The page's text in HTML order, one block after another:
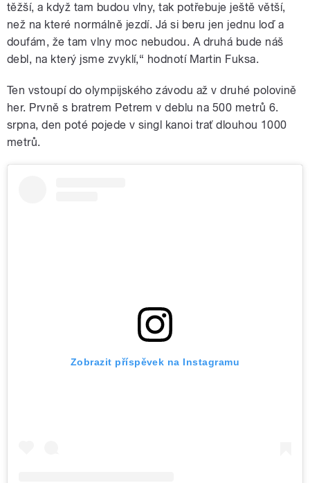
těžší, a když tam budou vlny, tak potřebuje ještě větší,
než na které normálně jezdí. Já si beru jen jednu loď a
doufám, že tam vlny moc nebudou. A druhá bude náš
debl, na který jsme zvyklí,“ hodnotí Martin Fuksa.
Ten vstoupí do olympijského závodu až v druhé polovině
her. Prvně s bratrem Petrem v deblu na 500 metrů 6.
srpna, den poté pojede v singl kanoi trať dlouhou 1000
metrů.
Zobrazit příspěvek na Instagramu